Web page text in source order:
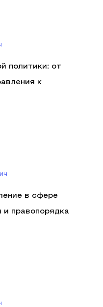
политики: от
к
в сфере
и правопорядка